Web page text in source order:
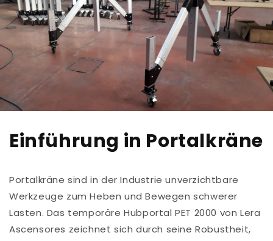
Einführung in Portalkräne
Portalkräne sind in der Industrie unverzichtbare
Werkzeuge zum Heben und Bewegen schwerer
Lasten. Das temporäre Hubportal PET 2000 von Lera
Ascensores zeichnet sich durch seine Robustheit,